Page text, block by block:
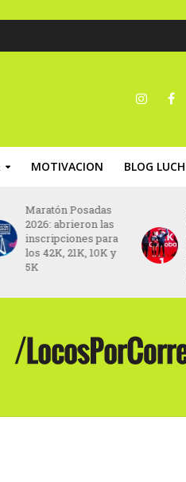
MOTIVACION BLOG
Maratón Posadas
2026: abrieron las
inscripciones para
los 42K, 21K, 10K y
5K